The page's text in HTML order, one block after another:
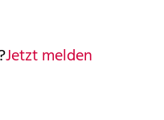
Jetzt melden